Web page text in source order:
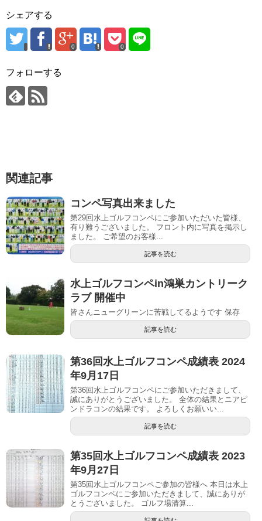
シェアする
0 0
フォローする
関連記事
コンペ写真出来ました
第29回水上ゴルフコンペにご参加いただいた皆様、
有り難うございました。 フロント内に写真を掲示し
ました。 ご希望のお客様...
記事を読む
水上ゴルフコンペin鴻巣カントリーク
ラブ 開催中
皆さんニューグリーンに苦戦してるようです 保存
記事を読む
第36回水上ゴルフコンペ成績表 2024
年9月17日
第36回水上ゴルフコンペにご参加いただきまして、
誠にありがとうございました。 全体の結果とニアピ
ンドラコンの結果です。 よろしくお願いい...
記事を読む
第35回水上ゴルフコンペ成績表 2023
年9月27日
第35回水上ゴルフコンペご参加の皆様へ 本日は水上
ゴルフコンペにご参加いただきまして、誠にありが
とうございました。 ゴルフ場清算...